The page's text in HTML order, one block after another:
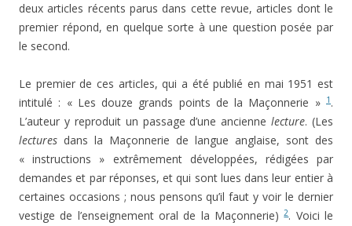
deux articles récents parus dans cette revue, articles dont le
premier répond, en quelque sorte à une question posée par
le second.
Le premier de ces articles, qui a été publié en mai 1951 est
intitulé : « Les douze grands points de la Maçonnerie » 1 .
L’auteur y reproduit un passage d’une anciennelecture. (Les
lectures dans la Maçonnerie de langue anglaise, sont des
« instructions » extrêmement développées, rédigées par
demandes et par réponses, et qui sont lues dans leur entier à
certaines occasions ; nous pensons qu’il faut y voir le dernier
vestige de l’enseignement oral de la Maçonnerie)2. Voici le